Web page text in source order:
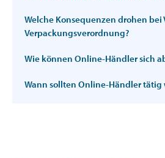
Welche Konsequenzen drohen
Verpackungsverordnung?
Wie können Online-Händler sich
Wann sollten Online-Händler tätig